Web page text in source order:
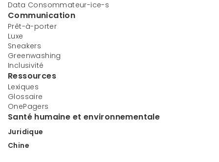
Data Consommateur-ice-s
Communication
Prêt-à-porter
Luxe
Sneakers
Greenwashing
Inclusivité
Ressources
Lexiques
Glossaire
OnePagers
Santé humaine et environnementale
Juridique
Chine